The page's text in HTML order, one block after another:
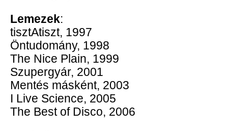
Lemezek:
tisztAtiszt, 1997
Öntudomány, 1998
The Nice Plain, 1999
Szupergyár, 2001
Mentés másként, 2003
I Live Science, 2005
The Best of Disco, 2006